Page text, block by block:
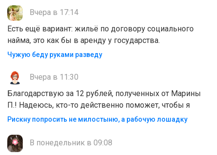
Вчера в 17:14
Есть ещё вариант: жильё по договору социального
найма, это как бы в аренду у государства.
Чужую беду руками разведу
Вчера в 11:30
Благодарствую за 12 рублей, полученных от Марины
П.! Надеюсь, кто-то действенно поможет, чтобы я
Рискну попросить не милостыню, а рабочую лошадку
В понедельник в 09:08